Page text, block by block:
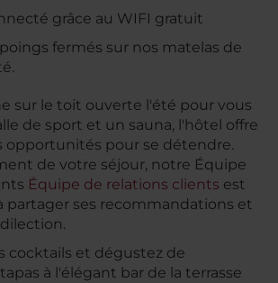
grâce au WIFI gratuit
fermés sur nos matelas de
sur le toit ouverte l'été pour vous
de sport et un sauna, l'hôtel offre
opportunités pour se détendre.
de votre séjour, notre Équipe
Équipe de relations clients est
partager ses recommandations et
cocktails et dégustez de
à l'élégant bar de la terrasse